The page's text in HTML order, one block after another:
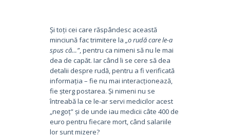
Și toți cei care răspândesc această
minciună fac trimitere la „o rudă care le-a
spus că…”, pentru ca nimeni să nu le mai
dea de capăt. Iar când li se cere să dea
detalii despre rudă, pentru a fi verificată
informația – fie nu mai interacționează,
fie șterg postarea. Și nimeni nu se
întreabă la ce le-ar servi medicilor acest
„negoț” și de unde iau medicii câte 400 de
euro pentru fiecare mort, când salariile
lor sunt mizere?